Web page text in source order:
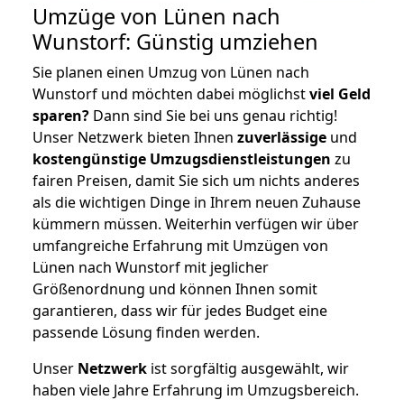
Umzüge von Lünen nach
Wunstorf: Günstig umziehen
Sie planen einen Umzug von Lünen nach
Wunstorf und möchten dabei möglichstviel Geld
sparen? Dann sind Sie bei uns genau richtig!
Unser Netzwerk bieten Ihnen zuverlässige und
kostengünstige Umzugsdienstleistungen zu
fairen Preisen, damit Sie sich um nichts anderes
als die wichtigen Dinge in Ihrem neuen Zuhause
kümmern müssen. Weiterhin verfügen wir über
umfangreiche Erfahrung mit Umzügen von
Lünen nach Wunstorf mit jeglicher
Größenordnung und können Ihnen somit
garantieren, dass wir für jedes Budget eine
passende Lösung finden werden.
Unser Netzwerk ist sorgfältig ausgewählt, wir
haben viele Jahre Erfahrung im Umzugsbereich.